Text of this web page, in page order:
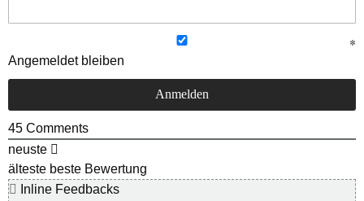
Angemeldet bleiben
45 Comments
neuste
älteste beste Bewertung
Inline Feedbacks